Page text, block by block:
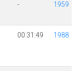
- 1959
00:31:49 1988